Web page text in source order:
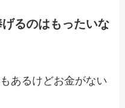
るのはもったいな
あるけどお金がない